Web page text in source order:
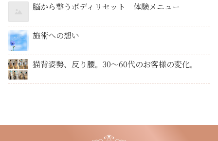
脳から整うボディリセット 体験メニュー
施術への想い
猫背姿勢、反り腰。30〜60代のお客様の変化。